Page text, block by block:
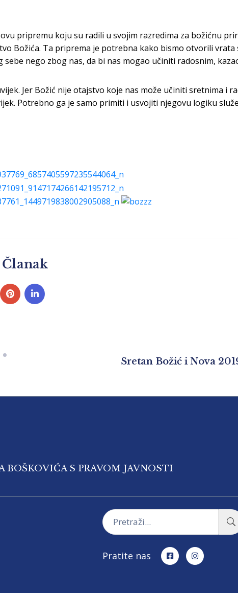
pripremu koju su radili u svojim razredima za božićnu
Božića. Ta priprema je potrebna kako bismo otvorili vrata
nego zbog nas, da bi nas mogao učiniti radosnim,
Jer Božić nije otajstvo koje nas može učiniti sretnima i
Potrebno ga je samo primiti i usvojiti njegovu logiku
Sretan Božić i Nova
S PRAVOM JAVNOSTI
Pratite nas